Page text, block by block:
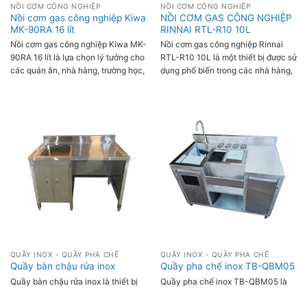
NỒI CƠM CÔNG NGHIỆP
Nồi cơm gas công nghiệp Kiwa
MK-90RA 16 lít
Nồi cơm gas công nghiệp Kiwa MK-
90RA 16 lít là lựa chọn lý tưởng cho
các quán ăn, nhà hàng, trường học,
chín nhanh và tiết kiệm điện năng.
NỒI CƠM CÔNG NGHIỆP
NỒI CƠM GAS CÔNG NGHIỆP
RINNAI RTL-R10 10L
Nồi cơm gas công nghiệp Rinnai
RTL-R10 10L là một thiết bị được sử
dụng phổ biến trong các nhà hàng,
hiện đại mang đến khả năng nấu
cơm nhanh chóng, tiết kiệm nhiên
liệu mà cơm chín thơm ngon, đồng
đều.
QUẦY INOX - QUẦY PHA CHẾ
Quầy bàn chậu rửa inox
Quầy bàn chậu rửa inox là thiết bị
QUẦY INOX - QUẦY PHA CHẾ
Quầy pha chế inox TB-QBM05
Quầy pha chế inox TB-QBM05 là